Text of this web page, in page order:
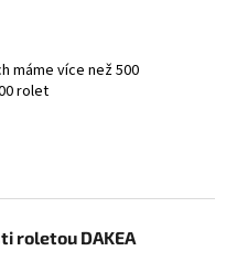
máme více než 500
rolet
roletou DAKEA